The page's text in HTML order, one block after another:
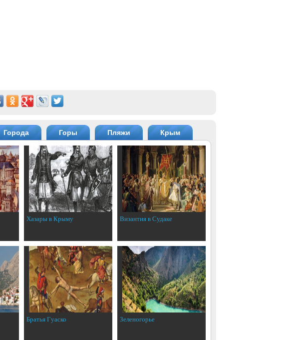
Города Горы Пляжи Крым
Хазары в Крыму Византия в Судаке
Братья Гуаско Зеленогорье